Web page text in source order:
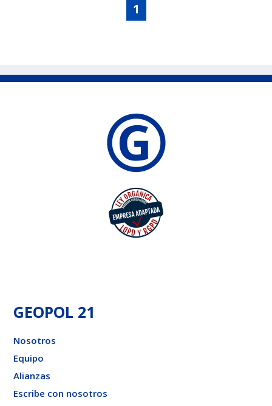
1
GEOPOL 21
Nosotros
Equipo
Alianzas
Escribe con nosotros